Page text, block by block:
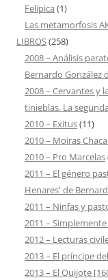
Felípica (1)
Las metamorfosis
LIBROS(258)
2008 – Análisis
Bernardo González
2008 – Cervantes y
tinieblas. La
2010 – Exitus(11)
2010 – Moiras
2010 – Pro Marcelas
2011 – El género
Henares' de
2011 – Ninfas y
2011 –
2012 – Lecturas
2013 – El príncipe
2013 – El Quijote